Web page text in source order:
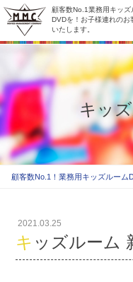
顧客数No.1業務用キッ
DVDを！お子様連れのお
いたします。
キッ
顧客数No.1！業務用キッズルーム
2021.03.25
キッズルー